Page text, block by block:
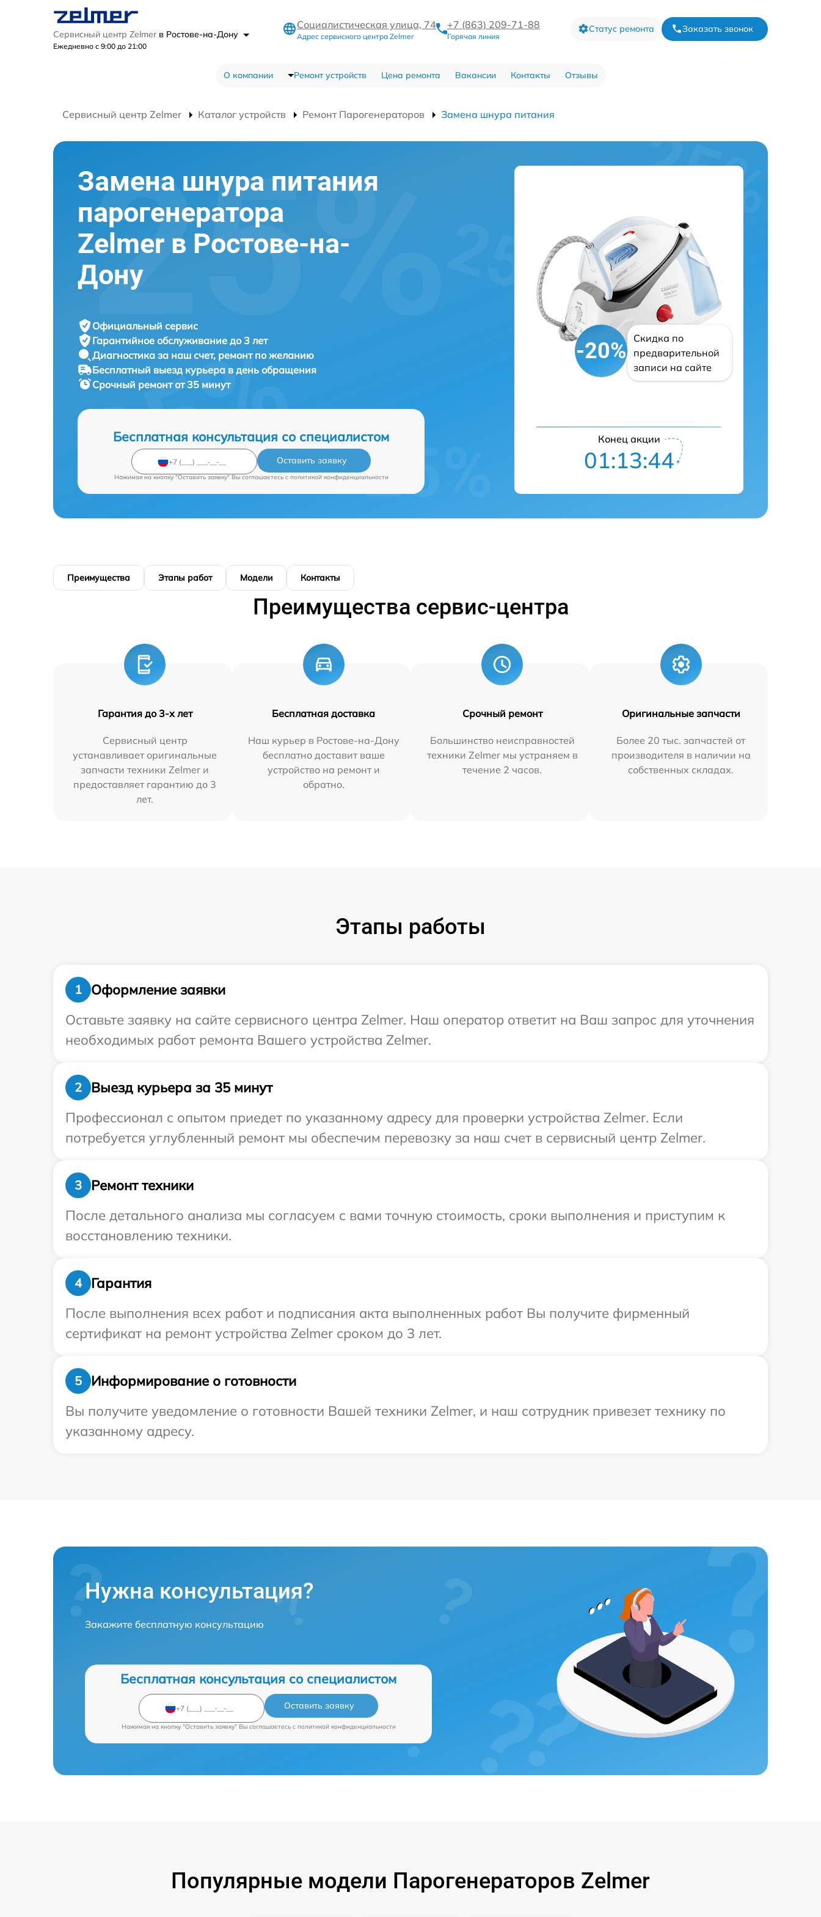
Сервисный центр Zelmer в Ростове-на-Дону
Ежедневно с 9:00 до 21:00
Социалистическая улица, 74
Адрес сервисного центра Zelmer
+7 (863) 209-71-88
Горячая линия
Статус ремонта Заказать звонок
О компании Ремонт устройств Цена ремонта Вакансии Контакты Отзывы
Сервисный центр Zelmer Каталог устройств Ремонт Парогенераторов Замена шнура питания
Замена шнура питания
парогенератора
Zelmer в Ростове-на-
Дону
Официальный сервис
Гарантийное обслуживание до 3 лет
Диагностика за наш счет, ремонт по желанию
Бесплатный выезд курьера в день обращения
Срочный ремонтот 35 минут
Бесплатная консультация со специалистом
Оставить заявку
Нажимая на кнопку "Оставить заявку" Вы соглашаетесь c политикой конфиденциальности
-20%
Скидка по
предварительной
записи на сайте
Конец акции
01:13:43
Преимущества Этапы работ Модели Контакты
Преимущества сервис-центра
Гарантия до 3-х лет
Сервисный центр
устанавливает оригинальные
запчасти техники Zelmer и
предоставляет гарантию до 3
лет.
Бесплатная доставка
Наш курьер в Ростове-на-Дону
бесплатно доставит ваше
устройство на ремонт и
обратно.
Срочный ремонт
Большинство неисправностей
техники Zelmer мы устраняем в
течение 2 часов.
Оригинальные запчасти
Более 20 тыс. запчастей от
производителя в наличии на
собственных складах.
Этапы работы
1
Оформление заявки
Оставьте заявку на сайте сервисного центра Zelmer. Наш оператор ответит на Ваш запрос для уточнения
необходимых работ ремонта Вашего устройства Zelmer.
2
Выезд курьера за 35 минут
Профессионал с опытом приедет по указанному адресу для проверки устройства Zelmer. Если
потребуется углубленный ремонт мы обеспечим перевозку за наш счет в сервисный центр Zelmer.
3
Ремонт техники
После детального анализа мы согласуем с вами точную стоимость, сроки выполнения и приступим к
восстановлению техники.
4
Гарантия
После выполнения всех работ и подписания акта выполненных работ Вы получите фирменный
сертификат на ремонт устройства Zelmer сроком до 3 лет.
5
Информирование о готовности
Вы получите уведомление о готовности Вашей техники Zelmer, и наш сотрудник привезет технику по
указанному адресу.
Нужна консультация?
Закажите бесплатную консультацию
Бесплатная консультация со специалистом
Оставить заявку
Нажимая на кнопку "Оставить заявку" Вы соглашаетесь c политикой конфиденциальности
Популярные модели Парогенераторов Zelmer